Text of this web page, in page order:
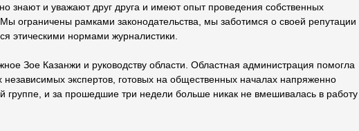
знают и уважают друг друга и имеют опыт проведения собственных
ограничены рамками законодательства, мы заботимся о своей репутации
этическими нормами журналистики.
Зое Казанжи и руководству области. Областная администрация помогла
независимых экспертов, готовых на общественных началах напряженно
группе, и за прошедшие три недели больше никак не вмешивалась в работу